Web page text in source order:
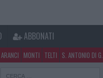
ABBONATI
MONTI TELTI S. ANTONIO DI G.